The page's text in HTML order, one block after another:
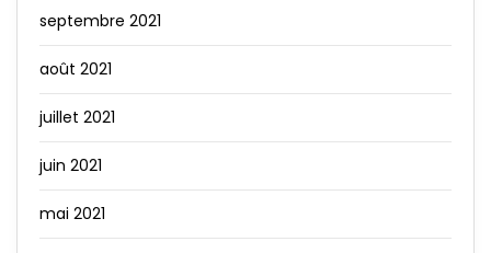
septembre 2021
août 2021
juillet 2021
juin 2021
mai 2021